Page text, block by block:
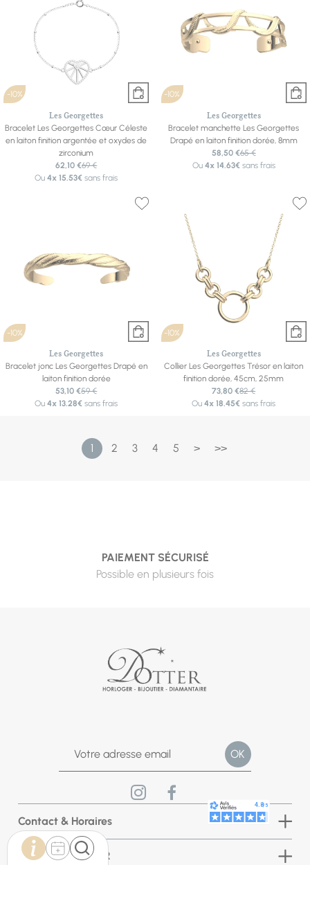
-10%
Les Georgettes
Bracelet Les Georgettes Cœur Céleste
en laiton finition argentée et oxydes de
zirconium
62,10 €69 €
Ou4x 15.53€ sans frais
-10%
Les Georgettes
Bracelet manchette Les Georgettes
Drapé en laiton finition dorée, 8mm
58,50 €65 €
Ou 4x 14.63€sans frais
-10%
Les Georgettes
Bracelet jonc Les Georgettes Drapé en
laiton finition dorée
53,10 €59 €
Ou4x 13.28€ sans frais
-10%
Les Georgettes
Collier Les Georgettes Trésor en laiton
finition dorée, 45cm, 25mm
73,80 €82 €
Ou4x 18.45€ sans frais
1 2 3 4 5 > >>
PAIEMENT SÉCURISÉ
Possible en plusieurs fois
Contact & Horaires
Bijouterie DOTTER